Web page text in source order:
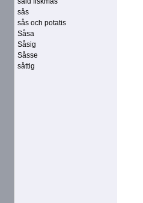
sås
sås och potatis
Såsa
Såsig
Såsse
såttig